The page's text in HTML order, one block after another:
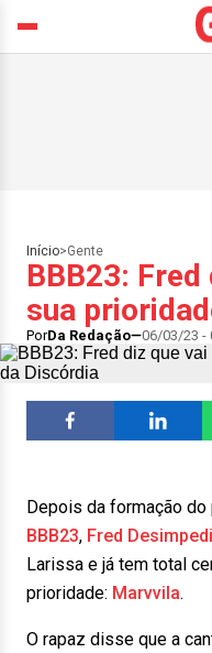
Início>Gente
BBB23:
sua
PorDa Redação 06/03/23 -
Depois da formação
BBB23, Fred
Larissa e já tem total
prioridade: Marvvila.
O rapaz disse que a